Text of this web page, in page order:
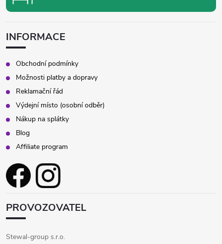
INFORMACE
Obchodní podmínky
Možnosti platby a dopravy
Reklamační řád
Výdejní místo (osobní odběr)
Nákup na splátky
Blog
Affiliate program
PROVOZOVATEL
Stewal-group s.r.o.